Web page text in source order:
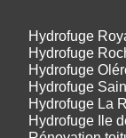
Hydrofuge
Hydrofuge
Hydrofuge
Hydrofuge
Hydrofuge La
Hydrofuge Ile